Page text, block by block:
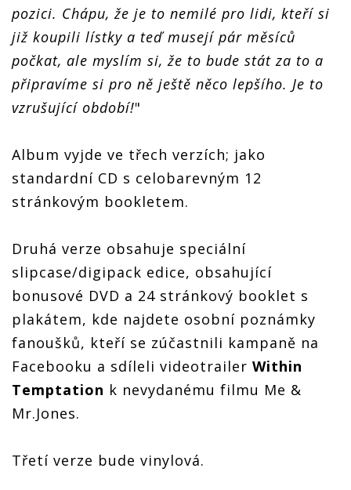
pozici. Chápu, že je to nemilé pro lidi, kteří si
již koupili lístky a teď musejí pár měsíců
počkat, ale myslím si, že to bude stát za to a
připravíme si pro ně ještě něco lepšího. Je to
vzrušující období!"
Album vyjde ve třech verzích; jako
standardní CD s celobarevným 12
stránkovým bookletem.
Druhá verze obsahuje speciální
slipcase/digipack edice, obsahující
bonusové DVD a 24 stránkový booklet s
plakátem, kde najdete osobní poznámky
fanoušků, kteří se zúčastnili kampaně na
Facebooku a sdíleli videotrailer Within
Temptation k nevydanému filmu Me &
Mr.Jones.
Třetí verze bude vinylová.